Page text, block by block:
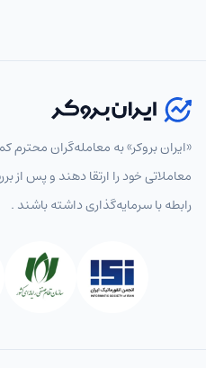
«ایران بروکر» به معامله‌گران محترم
معاملاتی خود را ارتقا دهند و پس
رابطه با سرمایه‌گذاری داشته باشند .